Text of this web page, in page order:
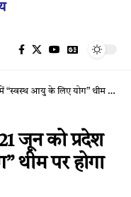
लिए योग” थीम पर होगा विशेष कार्यक्रम.
21 जून को प्रदेश
थीम पर होगा